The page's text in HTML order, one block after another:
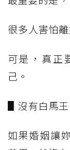
很多人害怕
可是，真正
己。
▋沒有白馬王
如果婚姻讓